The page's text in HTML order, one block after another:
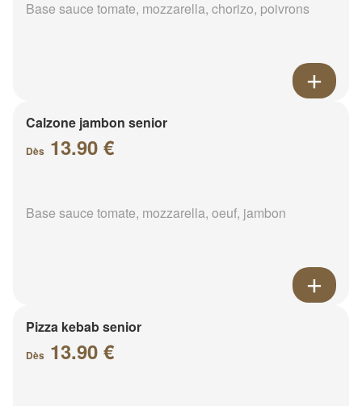
Base sauce tomate, mozzarella, chorizo, poivrons
Calzone jambon senior
Dès 13.90 €
Base sauce tomate, mozzarella, oeuf, jambon
Pizza kebab senior
Dès 13.90 €